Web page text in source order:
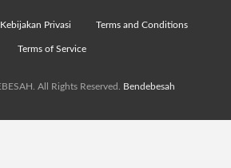
Kebijakan Privasi Terms and Conditions
Terms of Service
All Rights Reserved. Bendebesah